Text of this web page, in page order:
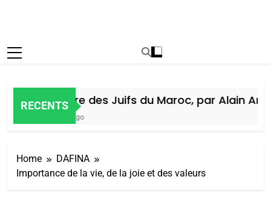
RECENTS
Histoire des Juifs du Maroc, par Alain Amiel
7 Jours Ago
Home
DAFINA
Importance de la vie, de la joie et des valeurs